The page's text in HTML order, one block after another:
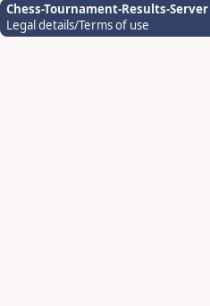
Chess-Tournament-Results-Server
Legal details/Terms of use